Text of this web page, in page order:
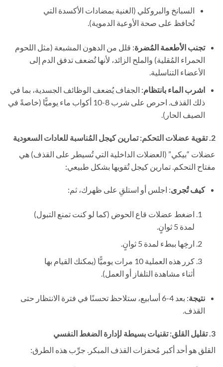
السبانخ والبروكلي (الغنية بمضادات الأكسدة التي
تُحافظ على صحة الأوعية الدموية).
تجنب الأطعمة المُضرة: قلل من الدهون المشبعة (مثل اللحوم
الحمراء المُقلية) والملح الزائد، لأنها تُضعف تدفق الدم إلى
الأعضاء التناسلية.
اشرب الماء بانتظام: الجفاف يُضعف الوظائف الجسدية، بما في
ذلك القذف. احرص على شرب 8-10 أكواب ماء يوميًّا (خاصةً في
الصيف الحار).
2. تقوية عضلات التحكم: تمارين كيجل المُناسبة للعادات السعودية
عضلات “بيكي” (العضلات الداخلية التي تُسيطر على القذف) هي
مفتاح التحكم. تمارين كيجل تُقويها بشكل طبيعي:
كيف تُجرى: اجلس أو استلقِ على ظهرك، ثم:
اضغط عضلات قاع الحوض (كما لو كنت تمنع التبول)
لمدة 5 ثوانٍ.
ارخِها ببطء لمدة 5 ثوانٍ.
كرر هذه العملية 10 مرات يوميًّا (يمكنك القيام بها
أثناء مشاهدة التلفاز أو العمل).
نتيجة
: بعد 4-6 أسابيع، ستلاحظ تحسنًا في فترة الانتظار حتى
القذف.
3. تقليل القلق: تقنيات بسيطة لإدارة الضغط النفسي
القلق هو أحد أكبر مُحفزات القذف المبكر. جرِّب هذه الطرق: